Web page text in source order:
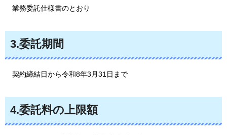
業務委託仕様書のとおり
3.委託期間
契約締結日から令和8年3月31日まで
4.委託料の上限額